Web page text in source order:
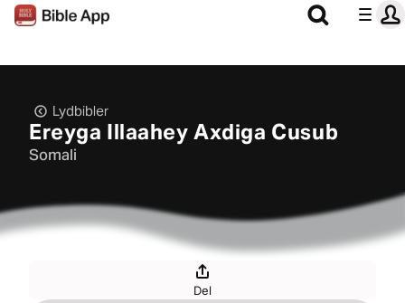
Lydbibler
Ereyga Illaahey Axdiga Cusub
Somali
Del